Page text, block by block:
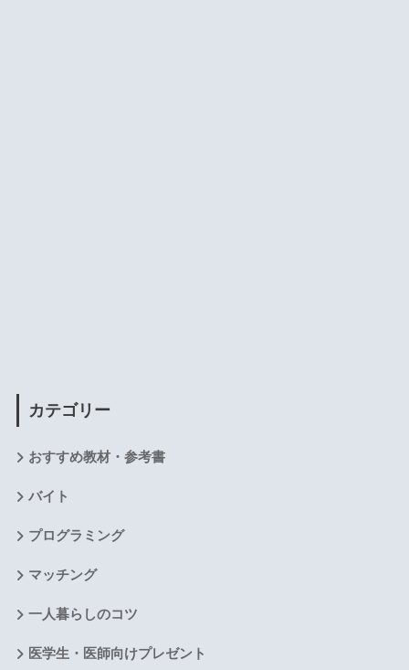
カテゴリー
おすすめ教材・参考書
バイト
プログラミング
マッチング
一人暮らしのコツ
医学生・医師向けプレゼント